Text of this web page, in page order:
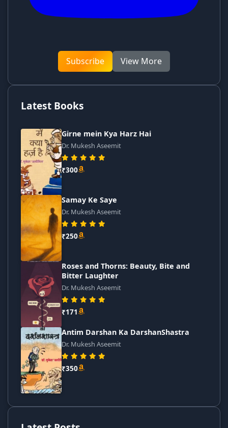
Subscribe View More
Latest Books
Girne mein Kya Harz Hai
Dr. Mukesh Aseemit
₹300
Samay Ke Saye
Dr. Mukesh Aseemit
₹250
Roses and Thorns: Beauty, Bite and
Bitter Laughter
Dr. Mukesh Aseemit
₹171
Antim Darshan Ka DarshanShastra
Dr. Mukesh Aseemit
₹350